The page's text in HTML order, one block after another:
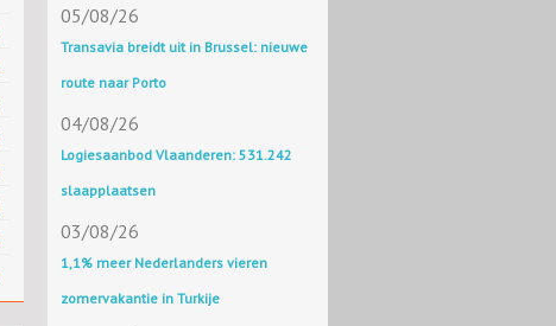
05/08/26
Transavia breidt uit in Brussel: nieuwe
route naar Porto
04/08/26
Logiesaanbod Vlaanderen: 531.242
slaapplaatsen
03/08/26
1,1% meer Nederlanders vieren
zomervakantie in Turkije